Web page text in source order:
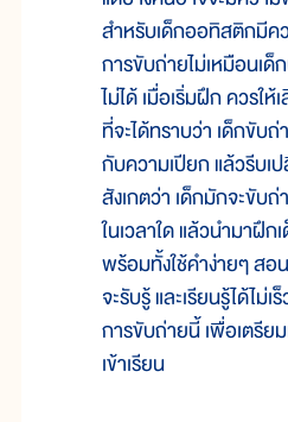
สำหรับเด็กออทิสติกมี
การขับถ่ายไม่เหมือนเ
ไม่ได้ เมื่อเริ่มฝึก ควรใ
ที่จะได้ทราบว่า เด็กขับถ่
กับความเปียก แล้วรีบเ
สังเกตว่า เด็กมักจะขับ
ในเวลาใด แล้วนำมาฝึก
พร้อมทั้งใช้คำง่ายๆ สอ
จะรับรู้ และเรียนรู้ได้ไม่
การขับถ่ายนี้ เพื่อเตรีย
เข้าเรียน